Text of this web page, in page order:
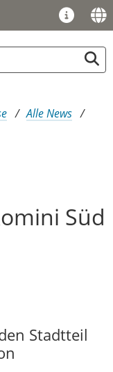
Alle News
Süd
Stadtteil